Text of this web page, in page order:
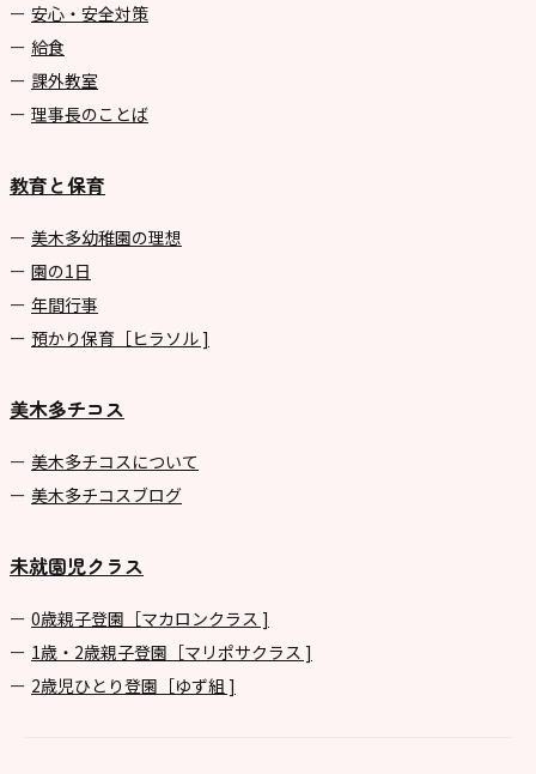
安心・安全対策
給食
課外教室
理事長のことば
教育と保育
美⽊多幼稚園の理想
園の1⽇
年間⾏事
預かり保育［ヒラソル ]
美木多チコス
美⽊多チコスについて
美⽊多チコスブログ
未就園児クラス
0歳親子登園［マカロンクラス ]
1歳・2歳親子登園［マリポサクラス ]
2歳児ひとり登園［ゆず組 ]